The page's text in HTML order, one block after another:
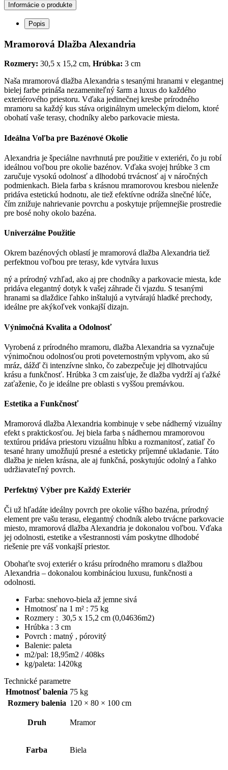
Informácie o produkte
Popis
Mramorová Dlažba Alexandria
Rozmery: 30,5 x 15,2 cm, Hrúbka: 3 cm
Naša mramorová dlažba Alexandria s tesanými hranami v elegantnej
bielej farbe prináša nezameniteľný šarm a luxus do každého
exteriérového priestoru. Vďaka jedinečnej kresbe prírodného
mramoru sa každý kus stáva originálnym umeleckým dielom, ktoré
obohatí vaše terasy, chodníky alebo parkovacie miesta.
Ideálna Voľba pre Bazénové Okolie
Alexandria je špeciálne navrhnutá pre použitie v exteriéri, čo ju robí
ideálnou voľbou pre okolie bazénov. Vďaka svojej hrúbke 3 cm
zaručuje vysokú odolnosť a dlhodobú trvácnosť aj v náročných
podmienkach. Biela farba s krásnou mramorovou kresbou nielenže
pridáva estetickú hodnotu, ale tiež efektívne odráža slnečné lúče,
čím znižuje nahrievanie povrchu a poskytuje príjemnejšie prostredie
pre bosé nohy okolo bazéna.
Univerzálne Použitie
Okrem bazénových oblastí je mramorová dlažba Alexandria tiež
perfektnou voľbou pre terasy, kde vytvára luxus
ný a prírodný vzhľad, ako aj pre chodníky a parkovacie miesta, kde
pridáva elegantný dotyk k vašej záhrade či vjazdu. S tesanými
hranami sa dlaždice ľahko inštalujú a vytvárajú hladké prechody,
ideálne pre akýkoľvek vonkajší dizajn.
Výnimočná Kvalita a Odolnosť
Vyrobená z prírodného mramoru, dlažba Alexandria sa vyznačuje
výnimočnou odolnosťou proti poveternostným vplyvom, ako sú
mráz, dážď či intenzívne slnko, čo zabezpečuje jej dlhotrvajúcu
krásu a funkčnosť. Hrúbka 3 cm zaisťuje, že dlažba vydrží aj ťažké
zaťaženie, čo je ideálne pre oblasti s vyššou premávkou.
Estetika a Funkčnosť
Mramorová dlažba Alexandria kombinuje v sebe nádherný vizuálny
efekt s praktickosťou. Jej biela farba s nádhernou mramorovou
textúrou pridáva priestoru vizuálnu hĺbku a rozmanitosť, zatiaľ čo
tesané hrany umožňujú presné a esteticky príjemné ukladanie. Táto
dlažba je nielen krásna, ale aj funkčná, poskytujúc odolný a ľahko
udržiavateľný povrch.
Perfektný Výber pre Každý Exteriér
Či už hľadáte ideálny povrch pre okolie vášho bazéna, prírodný
element pre vašu terasu, elegantný chodník alebo trvácne parkovacie
miesto, mramorová dlažba Alexandria je dokonalou voľbou. Vďaka
jej odolnosti, estetike a všestrannosti vám poskytne dlhodobé
riešenie pre váš vonkajší priestor.
Obohaťte svoj exteriér o krásu prírodného mramoru s dlažbou
Alexandria – dokonalou kombináciou luxusu, funkčnosti a
odolnosti.
Farba: snehovo-biela až jemne sivá
Hmotnosť na 1 m² : 75 kg
Rozmery : 30,5 x 15,2 cm (0,04636m2)
Hrúbka : 3 cm
Povrch : matný , pórovitý
Balenie: paleta
m2/pal: 18,95m2 / 408ks
kg/paleta: 1420kg
Technické parametre
Hmotnosť balenia 75 kg
Rozmery balenia 120 × 80 × 100 cm
Druh Mramor
Farba Biela